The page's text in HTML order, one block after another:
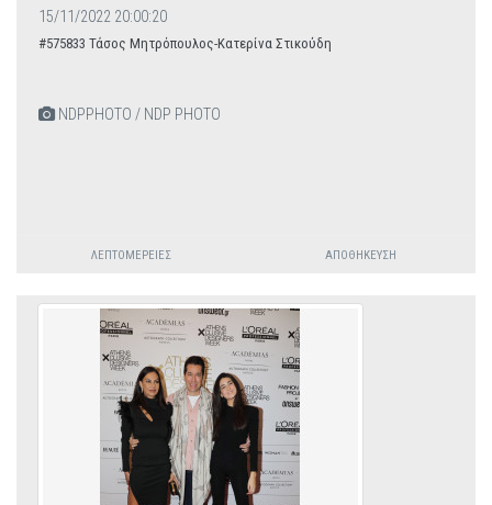
15/11/2022 20:00:20
#575833 Τάσος Μητρόπουλος-Κατερίνα Στικούδη
NDPPHOTO / NDP PHOTO
ΛΕΠΤΟΜΈΡΕΙΕΣ ΑΠΟΘΉΚΕΥΣΗ